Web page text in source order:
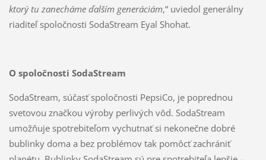
ktorý tu zanecháme ďalším generáciám,“ uviedol generálny
riaditeľ spoločnosti SodaStream Eyal Shohat.
O spoločnosti SodaStream
SodaStream, súčasť spoločnosti PepsiCo, je poprednou
svetovou značkou výroby perlivých vôd. SodaStream
umožňuje spotrebiteľom vychutnať si nekonečne dobré
bublinky doma a bez problémov tak pomôcť zachrániť